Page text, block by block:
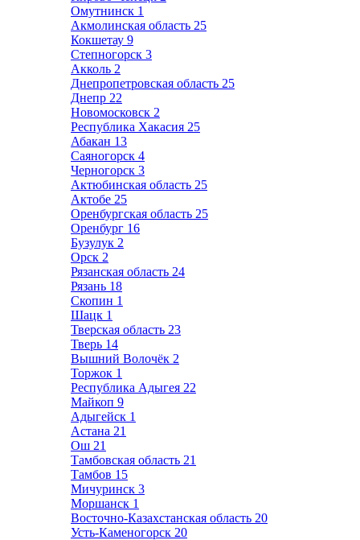
Омутнинск 1
Акмолинская область 25
Кокшетау 9
Степногорск 3
Акколь 2
Днепропетровская область 25
Днепр 22
Новомосковск 2
Республика Хакасия 25
Абакан 13
Саяногорск 4
Черногорск 3
Актюбинская область 25
Актобе 25
Оренбургская область 25
Оренбург 16
Бузулук 2
Орск 2
Рязанская область 24
Рязань 18
Скопин 1
Шацк 1
Тверская область 23
Тверь 14
Вышний Волочёк 2
Торжок 1
Республика Адыгея 22
Майкоп 9
Адыгейск 1
Астана 21
Ош 21
Тамбовская область 21
Тамбов 15
Мичуринск 3
Моршанск 1
Восточно-Казахстанская область 20
Усть-Каменогорск 20